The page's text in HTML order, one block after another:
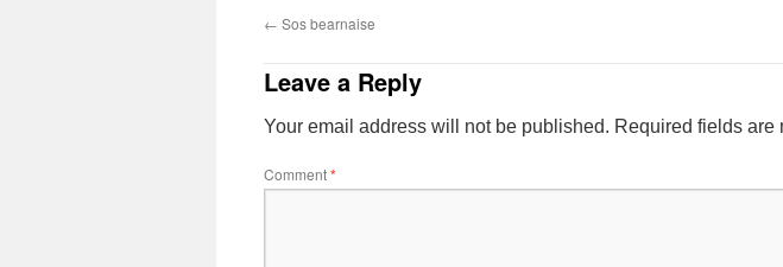
← Sos bearnaise
Leave a Reply
Your email address will not be published. Required fields are
Comment*